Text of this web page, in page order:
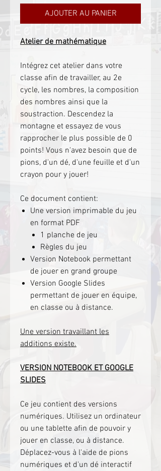
AJOUTER AU PANIER
Atelier de mathématique
Intégrez cet atelier dans votre
classe afin de travailler, au 2e
cycle, les nombres, la composition
des nombres ainsi que la
soustraction. Descendez la
montagne et essayez de vous
rapprocher le plus possible de 0
points! Vous n'avez besoin que de
pions, d'un dé, d'une feuille et d'un
crayon pour y jouer!
Ce document contient:
Une version imprimable du jeu
en format PDF
1 planche de jeu
Règles du jeu
Version Notebook permettant
de jouer en grand groupe
Version Google Slides
permettant de jouer en équipe,
en classe ou à distance.
Une version travaillant les
additions existe.
VERSION NOTEBOOK ET GOOGLE
SLIDES
Ce jeu contient des versions
numériques. Utilisez un ordinateur
ou une tablette afin de pouvoir y
jouer en classe, ou à distance.
Déplacez-vous à l'aide de pions
numériques et d'un dé interactif